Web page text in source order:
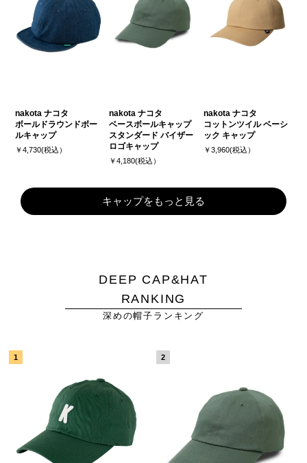
nakota ナコタ
ボールドラウンドボー
ルキャップ
￥4,730(税込）
nakota ナコタ
ベースボールキャップ
スタンダード バイザー
ロゴキャップ
￥4,180(税込）
nakota ナコタ
コットンツイル ベーシ
ック キャップ
￥3,960(税込）
キャップをもっと見る
DEEP CAP&HAT
RANKING
深めの帽子ランキング